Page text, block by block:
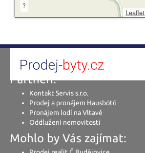
?
Leaflet
Partneři:
Kontakt Servis s.r.o.
Prodej a pronájem Hausbótů
Pronájem lodí na Vltavě
Oddlužení nemovitosti
Mohlo by Vás zajímat: